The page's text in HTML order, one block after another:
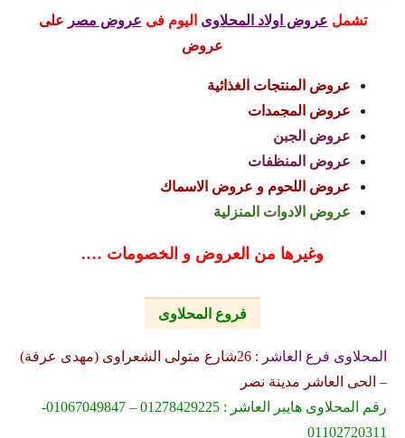
تشمل عروض اولاد المحلاوى اليومفى عروض مصر على
عروض
عروض المنتجات الغذائية
عروض المجمدات
عروض الجبن
عروض المنظفات
عروض اللحوم و عروض الاسماك
عروض الادوات المنزلية
وغيرها من العروض و الخصومات ….
فروع المحلاوى
المحلاوى فرع العاشر
: 26شارع متولى الشعراوى (مهدى عرفة)
– الحى العاشر مدينة نصر
رقم المحلاوى هايبر العاشر : 01278429225 – 01067049847-
01102720311